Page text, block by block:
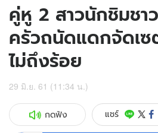
คู่หู 2 สาวนักชิมชา
ครัวถนัดแดกจัดเซ
ไม่ถึงร้อย
29 มิ.ย. 61 (11:34 น.)
กดฟัง แชร์